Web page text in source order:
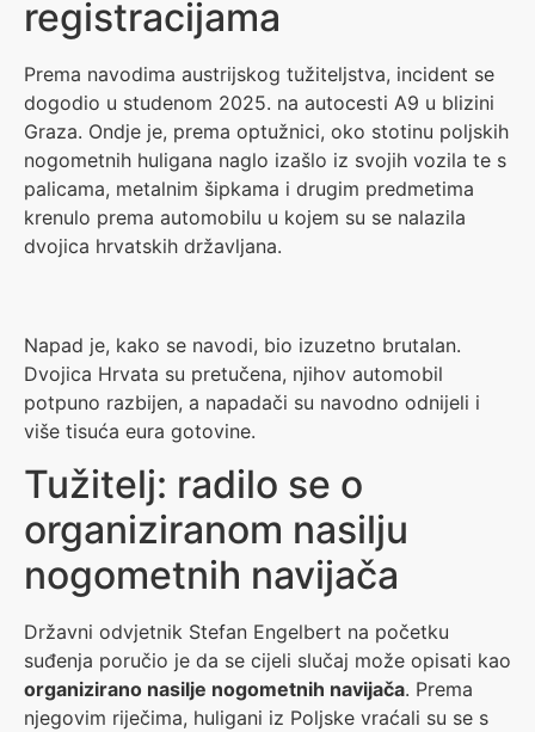
registracijama
Prema navodima austrijskog tužiteljstva, incident se
dogodio u studenom 2025. na autocesti A9 u blizini
Graza. Ondje je, prema optužnici, oko stotinu poljskih
nogometnih huligana naglo izašlo iz svojih vozila te s
palicama, metalnim šipkama i drugim predmetima
krenulo prema automobilu u kojem su se nalazila
dvojica hrvatskih državljana.
Napad je, kako se navodi, bio izuzetno brutalan.
Dvojica Hrvata su pretučena, njihov automobil
potpuno razbijen, a napadači su navodno odnijeli i
više tisuća eura gotovine.
Tužitelj: radilo se o
organiziranom nasilju
nogometnih navijača
Državni odvjetnik Stefan Engelbert na početku
suđenja poručio je da se cijeli slučaj može opisati kao
organizirano nasilje nogometnih navijača. Prema
njegovim riječima, huligani iz Poljske vraćali su se s